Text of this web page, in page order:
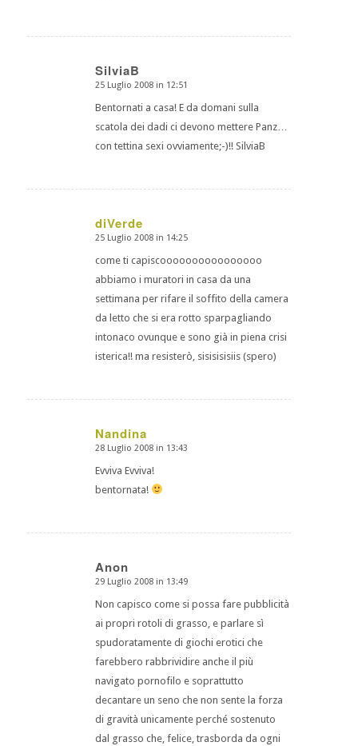
SilviaB
dice:
25 Luglio 2008 in 12:51
Bentornati a casa! E da domani sulla
scatola dei dadi ci devono mettere Panz…
con tettina sexi ovviamente;-)!! SilviaB
diVerde
dice:
25 Luglio 2008 in 14:25
come ti capiscoooooooooooooooo
abbiamo i muratori in casa da una
settimana per rifare il soffito della camera
da letto che si era rotto sparpagliando
intonaco ovunque e sono già in piena crisi
isterica!! ma resisterò, sisisisisiis (spero)
Nandina
dice:
28 Luglio 2008 in 13:43
Evviva Evviva!
bentornata!
Anon
dice:
29 Luglio 2008 in 13:49
Non capisco come si possa fare pubblicità
ai propri rotoli di grasso, e parlare sì
spudoratamente di giochi erotici che
farebbero rabbrividire anche il più
navigato pornofilo e soprattutto
decantare un seno che non sente la forza
di gravità unicamente perché sostenuto
dal grasso che, felice, trasborda da ogni